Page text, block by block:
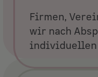
Firmen,
wir nach
individuellen